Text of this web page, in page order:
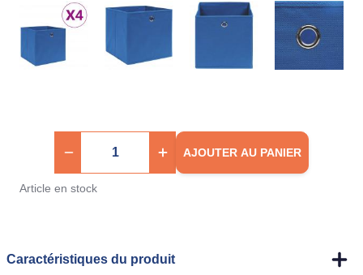
AJOUTER AU PANIER
Article en stock
Caractéristiques du produit